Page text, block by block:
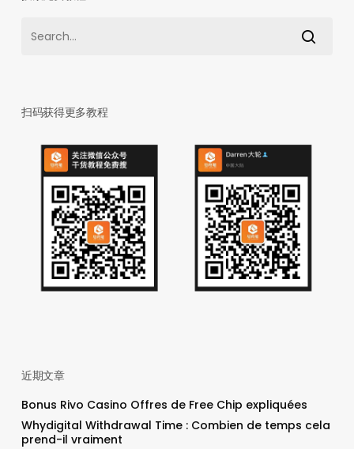
扫码获得更多教程
近期文章
Bonus Rivo Casino Offres de Free Chip expliquées
Whydigital Withdrawal Time : Combien de temps cela
prend-il vraiment